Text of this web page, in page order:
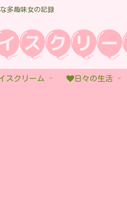
多趣味女の記録
スクリーム 日々の生活